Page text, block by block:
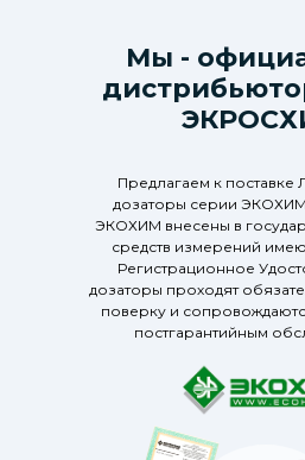
Мы -
Предлагаем к поставке
дозаторы серии
ЭКОХИМ внесены в
средств измерений
Регистрационное
дозаторы проходят
поверку и
постгарантийным